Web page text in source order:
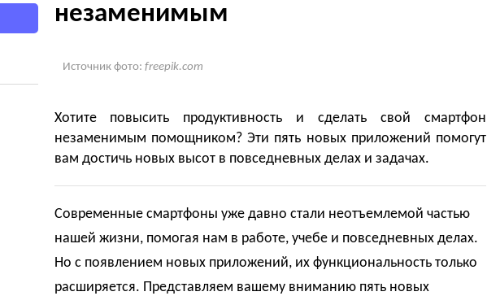
незаменимым
Источник фото: freepik.com
Хотите повысить продуктивность и сделать свой смартфон
незаменимым помощником? Эти пять новых приложений помогут
вам достичь новых высот в повседневных делах и задачах.
Современные смартфоны уже давно стали неотъемлемой частью
нашей жизни, помогая нам в работе, учебе и повседневных делах.
Но с появлением новых приложений, их функциональность только
расширяется. Представляем вашему вниманию пять новых